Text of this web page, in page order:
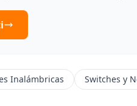
Inalámbricas Switches y